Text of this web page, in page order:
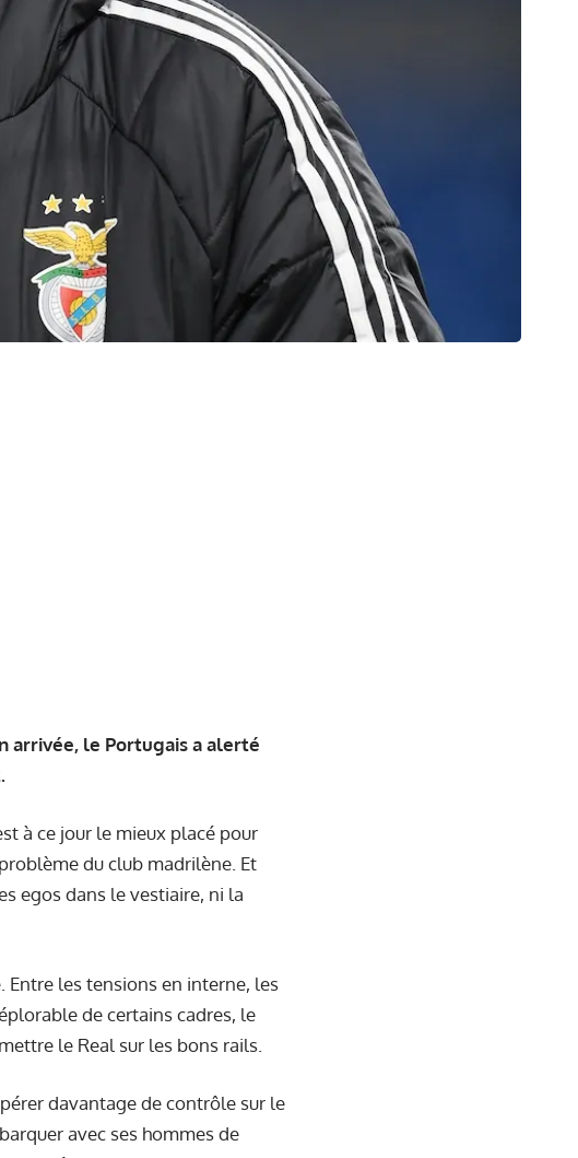
arrivée, le Portugais a alerté
à ce jour le mieux placé pour
du club madrilène. Et
egos dans le vestiaire, ni la
Entre les tensions en interne, les
de certains cadres, le
le Real sur les bons rails.
davantage de contrôle sur le
avec ses hommes de